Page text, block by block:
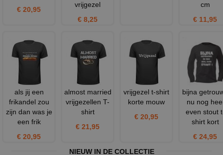
€ 20,95
vrijgezel
€ 8,25
cm
€ 11,95
als jij een
frikandel zou
zijn dan was je
een frik
€ 20,95
almost married
vrijgezellen T-
shirt
€ 21,95
vrijgezel t-shirt
korte mouw
€ 20,95
bijna
nu nog
even stout
shirt kort
€ 24,95
NIEUW IN DE COLLECTIE